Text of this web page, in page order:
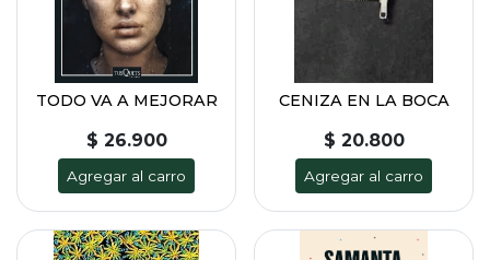
TODO VA A MEJORAR
$ 26.900
Agregar al carro
CENIZA EN LA BOCA
$ 20.800
Agregar al carro